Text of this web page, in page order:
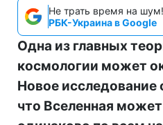
Не трать время на
РБК-Украина в Google
Одна из главных
космологии может
Новое исследование
что Вселенная